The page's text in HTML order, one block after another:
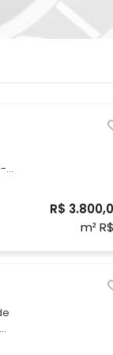
R$
m²